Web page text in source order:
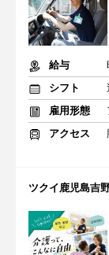
給与
シフト
雇用形態
アクセス
ツクイ鹿児島吉